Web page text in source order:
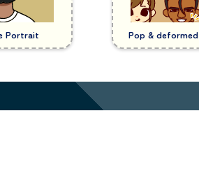
Portrait Pop &